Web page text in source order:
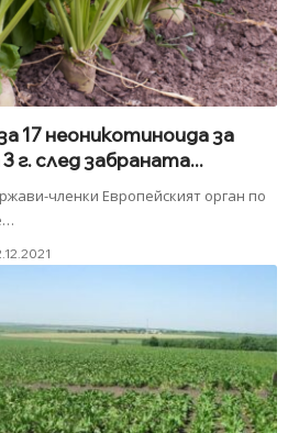
17 неоникотиноида за
г. след забраната...
членки Европейският орган по
…